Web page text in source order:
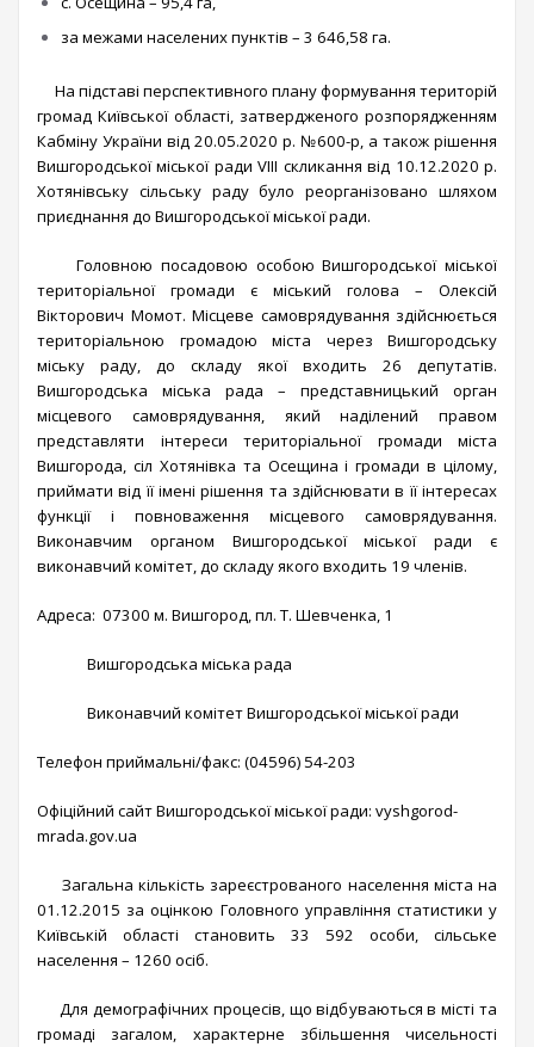
за межами населених пунктів – 3 646,58 га.
На підставі перспективного плану формування територій
громад Київської області, затвердженого розпорядженням
Кабміну України від 20.05.2020 р. №600-р, а також рішення
Вишгородської міської ради VIII скликання від 10.12.2020 р.
Хотянівську сільську раду було реорганізовано шляхом
приєднання до Вишгородської міської ради.
Головною посадовою особою Вишгородської міської
територіальної громади є міський голова – Олексій
Вікторович Момот. Місцеве самоврядування здійснюється
територіальною громадою міста через Вишгородську
міську раду, до складу якої входить 26 депутатів.
Вишгородська міська рада – представницький орган
місцевого самоврядування, який наділений правом
представляти інтереси територіальної громади міста
Вишгорода, сіл Хотянівка та Осещина і громади в цілому,
приймати від її імені рішення та здійснювати в її інтересах
функції і повноваження місцевого самоврядування.
Виконавчим органом Вишгородської міської ради є
виконавчий комітет, до складу якого входить 19 членів.
Адреса: 07300 м. Вишгород, пл. Т. Шевченка, 1
Вишгородська міська рада
Виконавчий комітет Вишгородської міської ради
Телефон приймальні/факс: (04596) 54-203
Офіційний сайт Вишгородської міської ради: vyshgorod-
mrada.gov.ua
Загальна кількість зареєстрованого населення міста на
01.12.2015 за оцінкою Головного управління статистики у
Київській області становить 33 592 особи, сільське
населення – 1260 осіб.
Для демографічних процесів, що відбуваються в місті та
громаді загалом, характерне збільшення чисельності